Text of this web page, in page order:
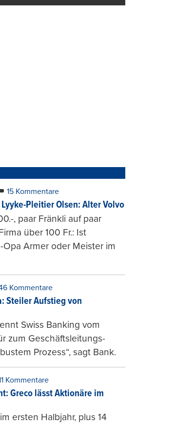
15 Kommentare
Pleitier Olsen: Alter Volvo
, paar Fränkli auf paar
über 100 Fr.: Ist
Armer oder Meister im
Kommentare
Steiler Aufstieg von
Swiss Banking vom
zum Geschäftsleitungs-
Prozess“, sagt Bank.
Kommentare
Greco lässt Aktionäre im
ersten Halbjahr, plus 14